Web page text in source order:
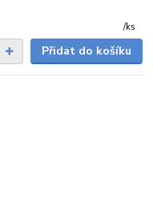
/ks
Přidat do košíku